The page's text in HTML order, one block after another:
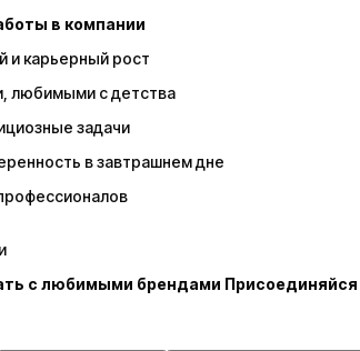
в компании
и карьерный рост
любимыми с детства
задачи
в завтрашнем дне
с любимыми брендами Присоединяйся